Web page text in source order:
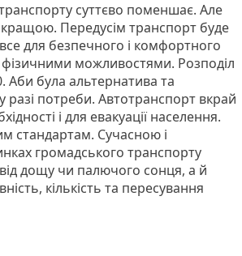
суттєво поменшає. Але
кращою. Передусім транспорт буде
для безпечного і комфортного
можливостями. Розподіл
Аби була альтернатива та
разі потреби. Автотранспорт вкрай
і для евакуації населення.
стандартам. Сучасною і
громадського транспорту
дощу чи палючого сонця, а й
кількість та пересування